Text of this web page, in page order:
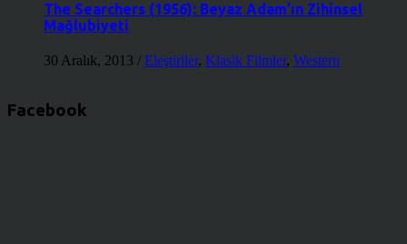
The Searchers (1956): Beyaz Adam’ın Zihinsel
Mağlubiyeti
30 Aralık, 2013 / Eleştiriler, Klasik Filmler, Western
Facebook